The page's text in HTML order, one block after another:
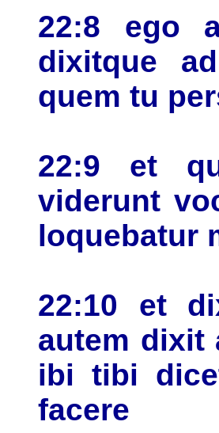
22:8 ego
dixitque
quem tu
22:9 et
viderunt
loquebatur
22:10 et
autem dixit
ibi tibi
facere